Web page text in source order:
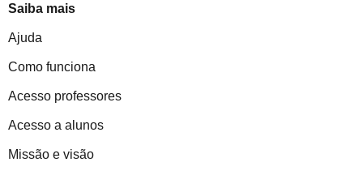
Saiba mais
Ajuda
Como funciona
Acesso professores
Acesso a alunos
Missão e visão